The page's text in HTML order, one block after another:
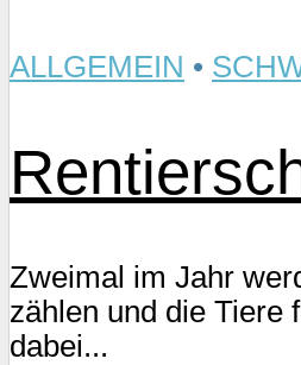
ALLGEMEIN •
Zweimal im Jahr
zählen und die Tiere
dabei...